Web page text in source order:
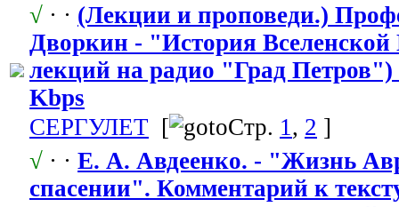
√ · · (Лекции и проповеди.)
Дворкин - "История
лекций на радио "Град Петров")
Kbps
СЕРГУЛЕТ [ Стр. 1 , 2 ]
√ · · Е. А. Авдеенко. - "Жизнь
спасении". Комментарий к